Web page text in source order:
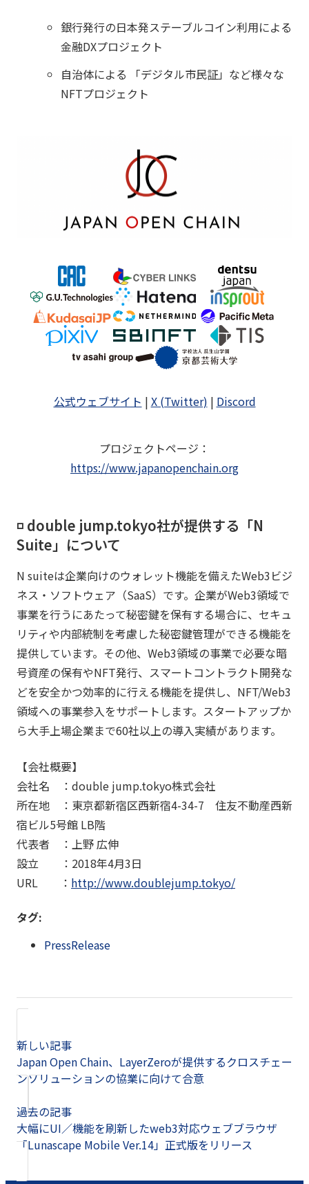
銀行発行の日本発ステーブルコイン利用による
金融DXプロジェクト
自治体による 「デジタル市民証」など様々な
NFTプロジェクト
公式ウェブサイト | X (Twitter) | Discord
プロジェクトページ ：
https://www.japanopenchain.org
◽️ double jump.tokyo社が提供する「N
Suite」について
N suiteは企業向けのウォレット機能を備えたWeb3ビジ
ネス・ソフトウェア（SaaS）です。企業がWeb3領域で
事業を行うにあたって秘密鍵を保有する場合に、セキュ
リティや内部統制を考慮した秘密鍵管理ができる機能を
提供しています。その他、Web3領域の事業で必要な暗
号資産の保有やNFT発行、スマートコントラクト開発な
どを安全かつ効率的に行える機能を提供し、NFT/Web3
領域への事業参入をサポートします。スタートアップか
ら大手上場企業まで60社以上の導入実績があります。
【会社概要】
会社名 ：double jump.tokyo株式会社
所在地 ：東京都新宿区西新宿4-34-7 住友不動産西新
宿ビル5号館 LB階
代表者 ：上野 広伸
設立 ：2018年4月3日
URL ： http://www.doublejump.tokyo/
タグ:
PressRelease
新しい記事
Japan Open Chain、LayerZeroが提供するクロスチェー
ンソリューションの協業に向けて合意
過去の記事
大幅にUI／機能を刷新したweb3対応ウェブブラウザ
「Lunascape Mobile Ver.14」正式版をリリース